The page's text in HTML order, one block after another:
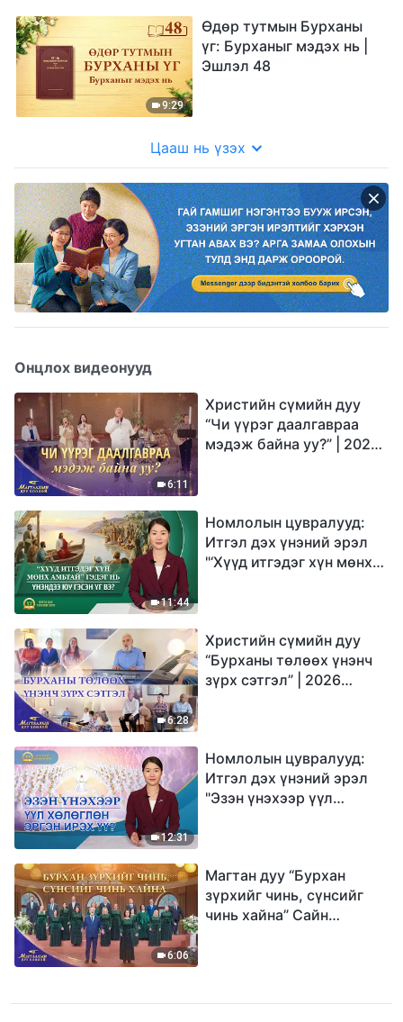
9:29
Өдөр тутмын Бурханы
үг: Бурханыг мэдэх нь |
Эшлэл 48
Цааш нь үзэх
Онцлох видеонууд
6:11
Христийн сүмийн дуу
“Чи үүрэг даалгавраа
мэдэж байна уу?” | 2026
11:44
Номлолын цувралууд:
Итгэл дэх үнэний эрэл
"‘Хүүд итгэдэг хүн мөнх
6:28
Христийн сүмийн дуу
“Бурханы төлөөх үнэнч
зүрх сэтгэл” | 2026
12:31
Номлолын цувралууд:
Итгэл дэх үнэний эрэл
"Эзэн үнэхээр үүл
6:06
Магтан дуу “Бурхан
зүрхийг чинь, сүнсийг
чинь хайна” Сайн